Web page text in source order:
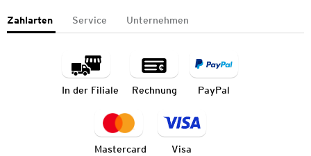
Zahlarten Service Unternehmen
In der Filiale Rechnung PayPal
Mastercard Visa